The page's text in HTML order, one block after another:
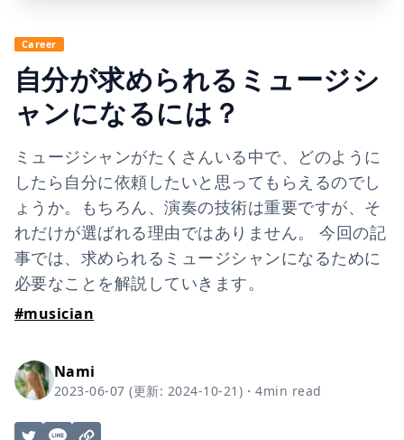
Career
自分が求められるミュージシ
ャンになるには？
ミュージシャンがたくさんいる中で、どのように
したら自分に依頼したいと思ってもらえるのでし
ょうか。もちろん、演奏の技術は重要ですが、そ
れだけが選ばれる理由ではありません。 今回の記
事では、求められるミュージシャンになるために
必要なことを解説していきます。
#musician
Nami
2023-06-07 (更新: 2024-10-21 ) ・4min read